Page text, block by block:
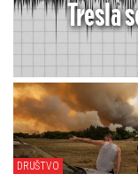
Tresla
DRUŠTVO